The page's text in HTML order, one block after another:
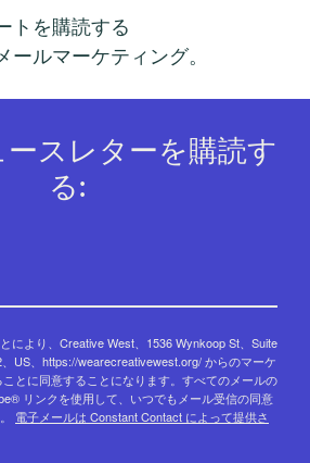
トを購読する
ルマーケティング。
ースレターを購読す
る:
により、Creative West、1536 Wynkoop St、Suite
US、https://wearecreativewest.org/ からのマーケ
とに同意することになります。すべてのメールの
リンクを使用して、いつでもメール受信の同意
電子メールは Constant Contact によって提供さ